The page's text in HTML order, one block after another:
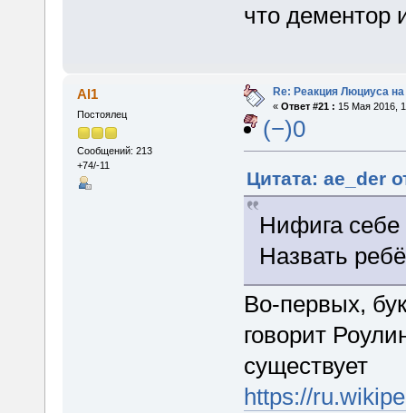
что дементор
Al1
Постоялец
Сообщений: 213
+74/-11
Re: Реакция Люциуса
« Ответ #21 : 15 Мая 2016,
(−)0
Цитата: ae_der
Нифига себе
Назвать
Во-первых,
говорит
существует
https://